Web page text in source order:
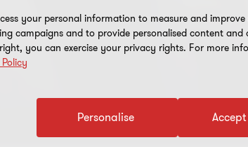
your personal information to measure and
campaigns and to provide personalised content
you can exercise your privacy rights. For more
Personalise